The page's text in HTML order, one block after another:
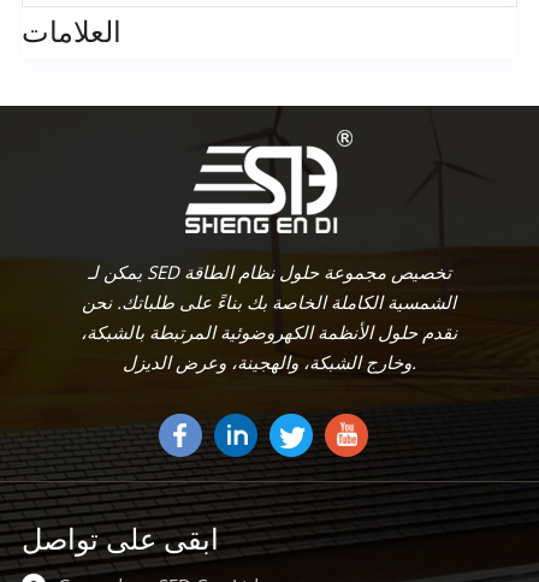
العلامات
يمكن لـ SED تخصيص مجموعة حلول نظام الطاقة
الشمسية الكاملة الخاصة بك بناءً على طلباتك. نحن
نقدم حلول الأنظمة الكهروضوئية المرتبطة بالشبكة،
وخارج الشبكة، والهجينة، وعرض الديزل.
ابقى على تواصل